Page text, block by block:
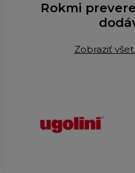
Rokmi
Zobraziť